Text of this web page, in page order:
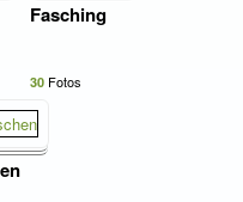
Fasching
30Fotos